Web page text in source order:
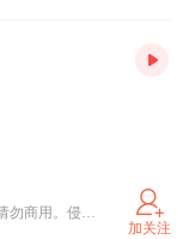
感谢您收听我的声音。 内容仅供试听，请勿商用。侵权必删。
加关注